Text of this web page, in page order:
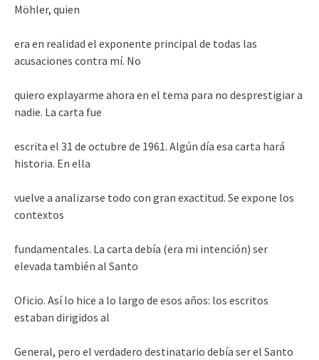
Möhler, quien
era en realidad el exponente principal de todas las
acusaciones contra mí. No
quiero explayarme ahora en el tema para no desprestigiar a
nadie. La carta fue
escrita el 31 de octubre de 1961. Algún día esa carta hará
historia. En ella
vuelve a analizarse todo con gran exactitud. Se expone los
contextos
fundamentales. La carta debía (era mi intención) ser
elevada también al Santo
Oficio. Así lo hice a lo largo de esos años: los escritos
estaban dirigidos al
General, pero el verdadero destinatario debía ser el Santo